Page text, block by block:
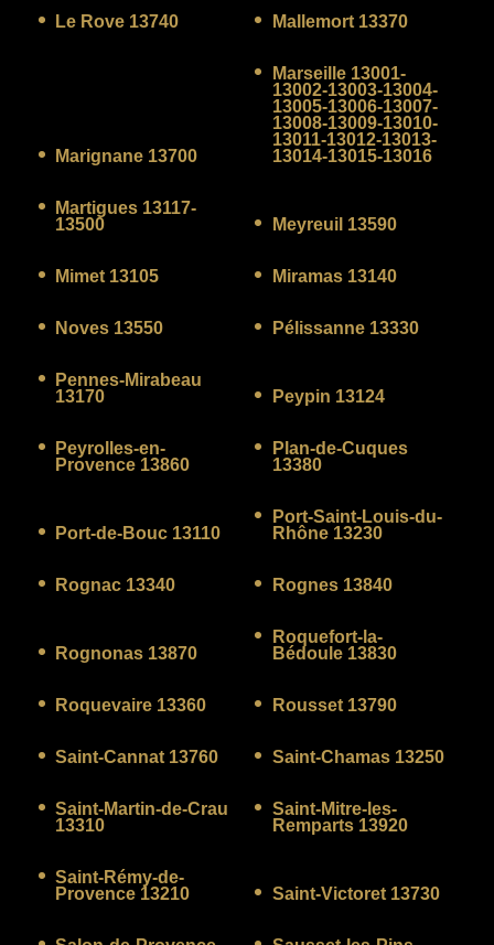
Le Rove 13740 Mallemort 13370
Marignane 13700
Marseille 13001-
13002-13003-13004-
13005-13006-13007-
13008-13009-13010-
13011-13012-13013-
13014-13015-13016
Martigues 13117-
13500
Meyreuil 13590
Mimet 13105 Miramas 13140
Noves 13550 Pélissanne 13330
Pennes-Mirabeau
13170
Peypin 13124
Peyrolles-en-
Provence 13860
Plan-de-Cuques
13380
Port-de-Bouc 13110
Port-Saint-Louis-du-
Rhône 13230
Rognac 13340 Rognes 13840
Rognonas 13870
Roquefort-la-
Bédoule 13830
Roquevaire 13360 Rousset 13790
Saint-Cannat 13760 Saint-Chamas 13250
Saint-Martin-de-Crau
13310
Saint-Mitre-les-
Remparts 13920
Saint-Rémy-de-
Provence 13210
Saint-Victoret 13730